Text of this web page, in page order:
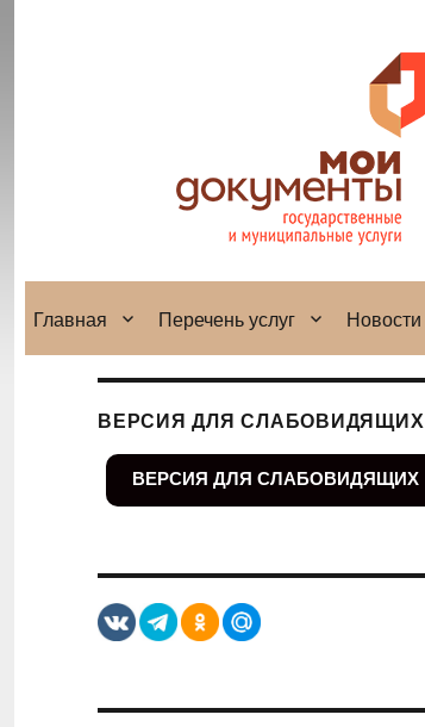
Главная Перечень услуг Новости
ВЕРСИЯ ДЛЯ СЛАБОВИДЯЩИХ
ВЕРСИЯ ДЛЯ СЛАБОВИДЯЩИХ